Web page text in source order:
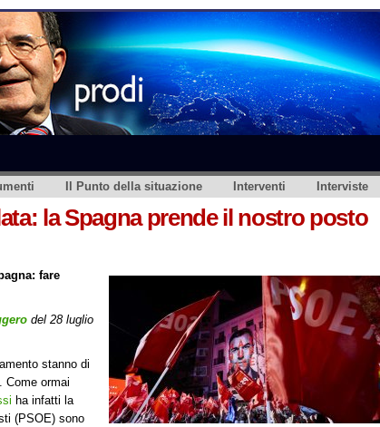
Il Punto della situazione Interventi Interviste
la Spagna prende il nostro posto
fare
del 28 luglio
stanno di
Come ormai
ha infatti la
(PSOE) sono